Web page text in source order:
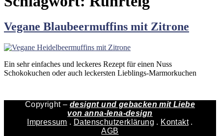
Vegane Blaubeermuffins mit Zitrone
Ein sehr einfaches und leckeres Rezept für einen Nuss
Schokokuchen oder auch leckersten Lieblings-Marmorkuchen
Copyright – designt und gebacken mit Liebe
vonanna-lena-design
Impressum . Datenschutzerklärung . Kontakt.
AGB